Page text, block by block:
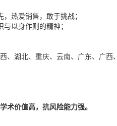
热爱销售，敢于挑战；
以身作则的精神；
、湖北、重庆、云南、广东、广
术价值高，抗风险能力强。